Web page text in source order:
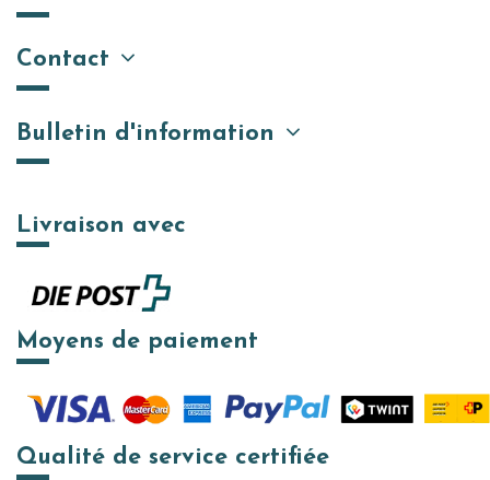
Contact
Bulletin d'information
Livraison avec
Moyens de paiement
Qualité de service certifiée